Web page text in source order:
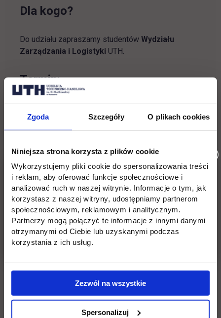
Zgoda Szczegóły O plikach cookies
Niniejsza strona korzysta z plików cookie
Wykorzystujemy pliki cookie do spersonalizowania treści
i reklam, aby oferować funkcje społecznościowe i
analizować ruch w naszej witrynie. Informacje o tym, jak
korzystasz z naszej witryny, udostępniamy partnerom
społecznościowym, reklamowym i analitycznym.
Partnerzy mogą połączyć te informacje z innymi danymi
otrzymanymi od Ciebie lub uzyskanymi podczas
korzystania z ich usług.
Zezwól na wszystkie
Spersonalizuj
Dla kogo?
Do udziału zapraszamy studentów Wydziału
Zarządzania i Logistyki UTH.
Termin:
Jakie są nagrody?
I miejsce
– udział w specjalistycznym szkoleniu
z zakresu social media.
II i III miejsce – książki o tematyce Social Media
oraz pamiątkowe dyplomy.
Najlepsze prace zostaną opublikowane na
oficjalnych kanałach social media UTH!
umiejętności i promocję własnej twórczości!
Zgłoszenia oraz pytania:
konkurs_bellotto@uth.edu.pl